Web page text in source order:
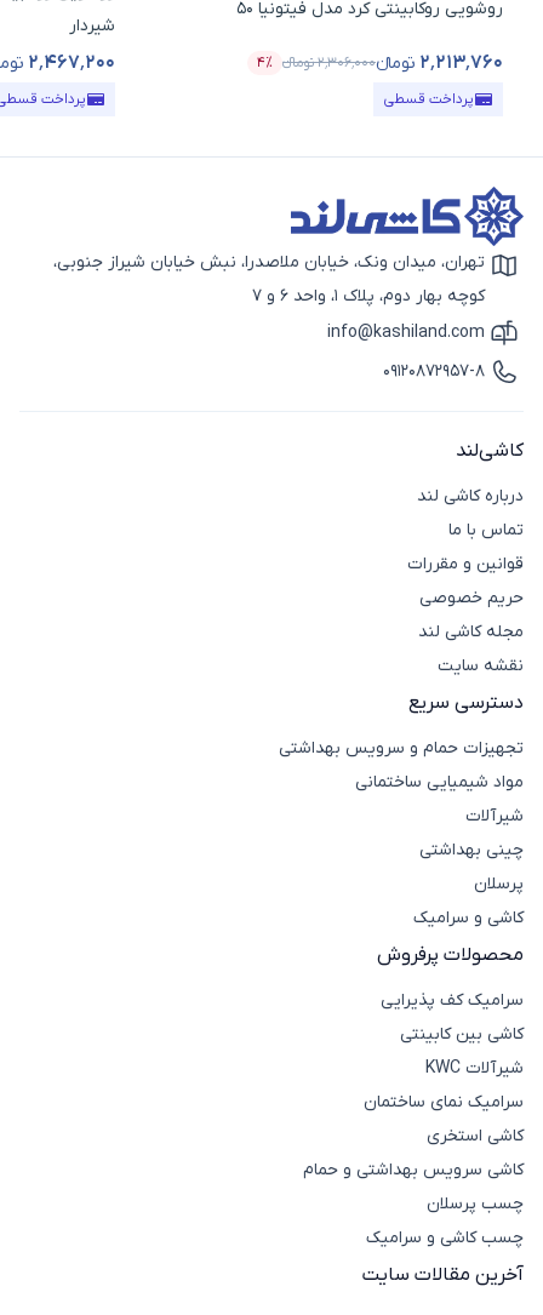
روشویی روکابینتی کرد مدل فیتونیا 50
۲٬۲۱۳٬۷۶۰ تومانء۲٬۳۰۶٬۰۰۰تومانء
قیمت محصول
۴٪
درصد تخفیف
پرداخت قسطی
شیردار
۲٬۴۶۷٬۲۰۰
قیمت محصول
پرداخت
آیکون نقشه
تهران، میدان ونک، خیابان ملاصدرا، نبش خیابان شیراز جنوبی،
کوچه بهار دوم، پلاک 1، واحد 6 و 7
آیکون ایمیل
info@kashiland.com
آیکون تماس
09120872957-8
کاشی‌لند
درباره کاشی لند
تماس با ما
قوانین و مقررات
حریم خصوصی
مجله کاشی لند
نقشه سایت
دسترسی سریع
تجهیزات حمام و سرویس بهداشتی
مواد شیمیایی ساختمانی
شیرآلات
چینی بهداشتی
پرسلان
کاشی و سرامیک
محصولات پرفروش
سرامیک کف پذیرایی
کاشی بین کابینتی
شیرآلات KWC
سرامیک نمای ساختمان
کاشی استخری
کاشی سرویس بهداشتی و حمام
چسب پرسلان
چسب کاشی و سرامیک
آخرین مقالات سایت